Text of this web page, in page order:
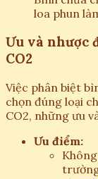
loa phun
Ưu và nhược
CO2
Việc phân biệt
chọn đúng loại
CO2, những ưu
Ưu điểm: